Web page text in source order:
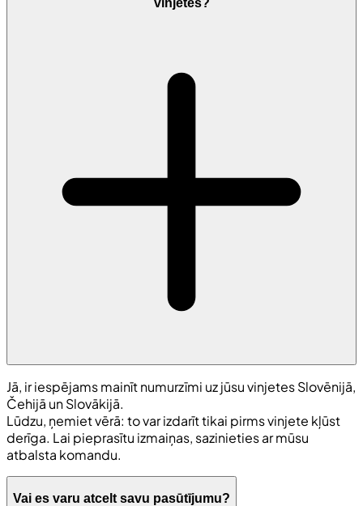
vinjetes?
Jā, ir iespējams mainīt numurzīmi uz jūsu vinjetes Slovēnijā,
Čehijā un Slovākijā.
Lūdzu, ņemiet vērā: to var izdarīt tikai pirms vinjete kļūst
derīga. Lai pieprasītu izmaiņas, sazinieties ar mūsu
atbalsta komandu.
Vai es varu atcelt savu pasūtījumu?